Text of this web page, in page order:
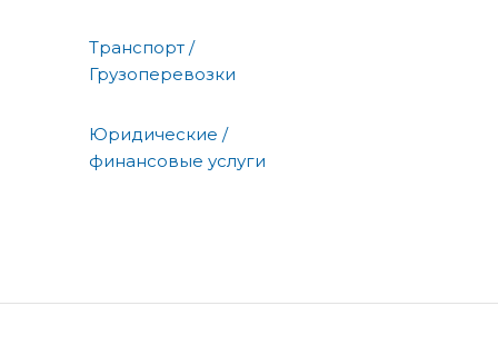
Транспорт /
Грузоперевозки
Юридические /
финансовые услуги